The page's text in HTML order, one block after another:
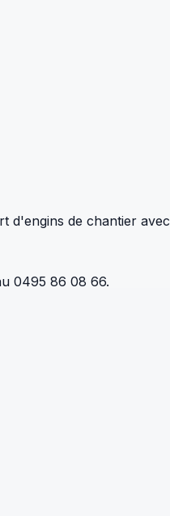
d'engins de chantier avec
0495 86 08 66.